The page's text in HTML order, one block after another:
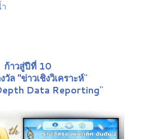
ก้าวสู่ปีที่ 10
วัล "ข่าวเชิงวิเคราะห์"
Data Reporting"